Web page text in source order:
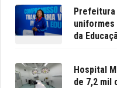
Prefeitura
uniformes
da
Hospital
de 7,2 mil